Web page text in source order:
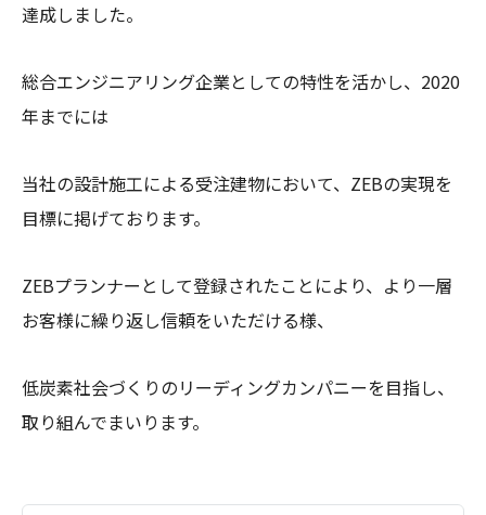
達成しました。
総合エンジニアリング企業としての特性を活かし、2020
年までには
当社の設計施工による受注建物において、ZEBの実現を
目標に掲げております。
ZEBプランナーとして登録されたことにより、より一層
お客様に繰り返し信頼をいただける様、
低炭素社会づくりのリーディングカンパニーを目指し、
取り組んでまいります。